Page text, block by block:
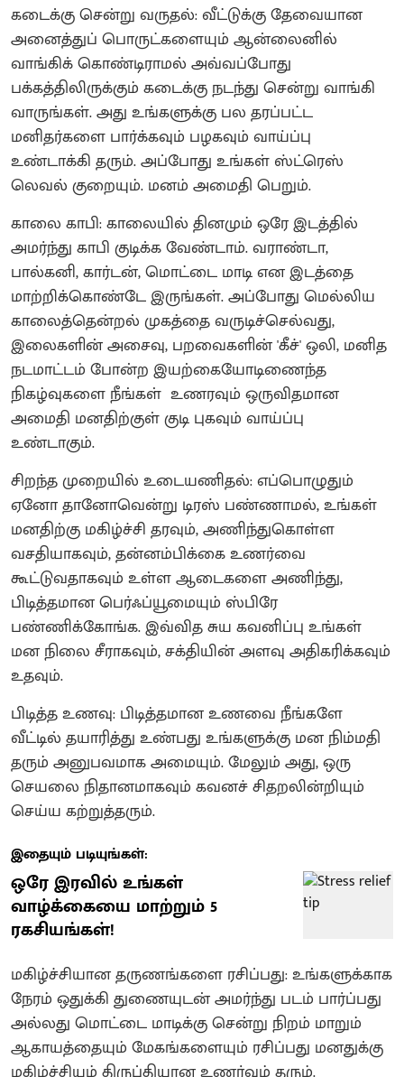
கடைக்கு சென்று வருதல்: வீட்டுக்கு தேவையான
அனைத்துப் பொருட்களையும் ஆன்லைனில்
வாங்கிக் கொண்டிராமல் அவ்வப்போது
பக்கத்திலிருக்கும் கடைக்கு நடந்து சென்று வாங்கி
வாருங்கள். அது உங்களுக்கு பல தரப்பட்ட
மனிதர்களை பார்க்கவும் பழகவும் வாய்ப்பு
உண்டாக்கி தரும். அப்போது உங்கள் ஸ்ட்ரெஸ்
லெவல் குறையும். மனம் அமைதி பெறும்.
காலை காபி: காலையில் தினமும் ஒரே இடத்தில்
அமர்ந்து காபி குடிக்க வேண்டாம். வராண்டா,
பால்கனி, கார்டன், மொட்டை மாடி என இடத்தை
மாற்றிக்கொண்டே இருங்கள். அப்போது மெல்லிய
காலைத்தென்றல் முகத்தை வருடிச்செல்வது,
இலைகளின் அசைவு, பறவைகளின் 'கீச்' ஒலி, மனித
நடமாட்டம் போன்ற இயற்கையோடிணைந்த
நிகழ்வுகளை நீங்கள் உணரவும் ஒருவிதமான
அமைதி மனதிற்குள் குடி புகவும் வாய்ப்பு
உண்டாகும்.
சிறந்த முறையில் உடையணிதல்: எப்பொழுதும்
ஏனோ தானோவென்று டிரஸ் பண்ணாமல், உங்கள்
மனதிற்கு மகிழ்ச்சி தரவும், அணிந்துகொள்ள
வசதியாகவும், தன்னம்பிக்கை உணர்வை
கூட்டுவதாகவும் உள்ள ஆடைகளை அணிந்து,
பிடித்தமான பெர்ஃப்யூமையும் ஸ்பிரே
பண்ணிக்கோங்க. இவ்வித சுய கவனிப்பு உங்கள்
மன நிலை சீராகவும், சக்தியின் அளவு அதிகரிக்கவும்
உதவும்.
பிடித்த உணவு: பிடித்தமான உணவை நீங்களே
வீட்டில் தயாரித்து உண்பது உங்களுக்கு மன நிம்மதி
தரும் அனுபவமாக அமையும். மேலும் அது, ஒரு
செயலை நிதானமாகவும் கவனச் சிதறலின்றியும்
செய்ய கற்றுத்தரும்.
இதையும் படியுங்கள்:
ஒரே இரவில் உங்கள்
வாழ்க்கையை மாற்றும் 5
ரகசியங்கள்!
மகிழ்ச்சியான தருணங்களை ரசிப்பது: உங்களுக்காக
நேரம் ஒதுக்கி துணையுடன் அமர்ந்து படம் பார்ப்பது
அல்லது மொட்டை மாடிக்கு சென்று நிறம் மாறும்
ஆகாயத்தையும் மேகங்களையும் ரசிப்பது மனதுக்கு